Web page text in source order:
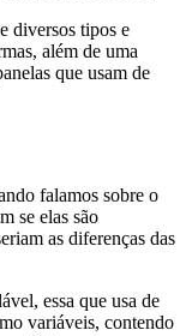
diversos tipos e
além de uma
que usam de
falamos sobre o
se elas são
as diferenças das
essa que usa de
variáveis, contendo